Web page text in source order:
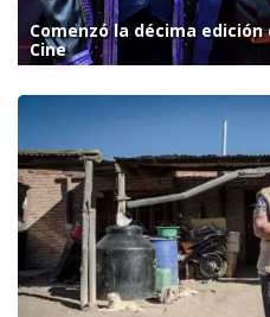
Comenzó la décima
Cine